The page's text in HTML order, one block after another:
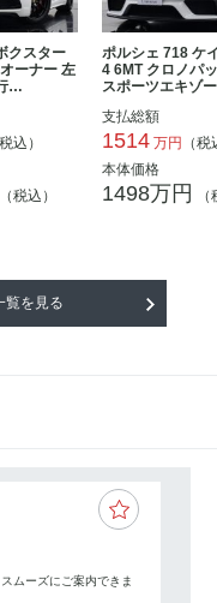
クスター
ーナー 左
…
税込）
（税込）
ポルシェ 718 ケ
4 6MT クロノパ
スポーツエキゾ
支払総額
1514 万円
（
本体価格
1498万円
覧を見る
ムーズにご案内できま